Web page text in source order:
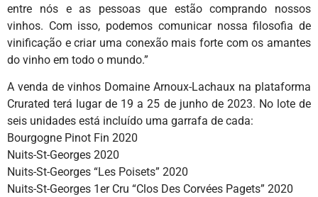
entre nós e as pessoas que estão comprando nossos
vinhos. Com isso, podemos comunicar nossa filosofia de
vinificação e criar uma conexão mais forte com os amantes
do vinho em todo o mundo.”
A venda de vinhos Domaine Arnoux-Lachaux na plataforma
Crurated terá lugar de 19 a 25 de junho de 2023. No lote de
seis unidades está incluído uma garrafa de cada:
Bourgogne Pinot Fin 2020
Nuits-St-Georges 2020
Nuits-St-Georges “Les Poisets” 2020
Nuits-St-Georges 1er Cru “Clos Des Corvées Pagets” 2020